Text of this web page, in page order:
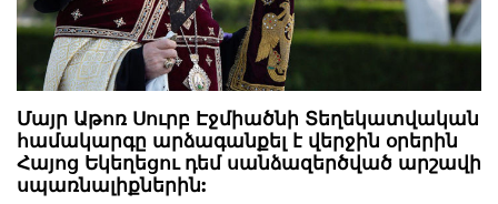
Մայր Աթոռ Սուրբ Էջմիածնի Տեղեկատվական
համակարգը արձագանքել է վերջին օրերին
Հայոց Եկեղեցու դեմ սանձազերծված արշավի
սպառնալիքներին: